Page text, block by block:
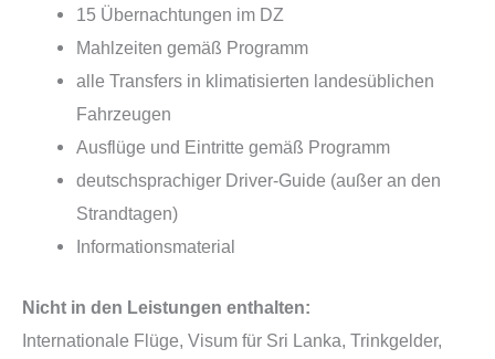
15 Übernachtungen im DZ
Mahlzeiten gemäß Programm
alle Transfers in klimatisierten landesüblichen
Fahrzeugen
Ausflüge und Eintritte gemäß Programm
deutschsprachiger Driver-Guide (außer an den
Strandtagen)
Informationsmaterial
Nicht in den Leistungen enthalten:
Internationale Flüge, Visum für Sri Lanka, Trinkgelder,